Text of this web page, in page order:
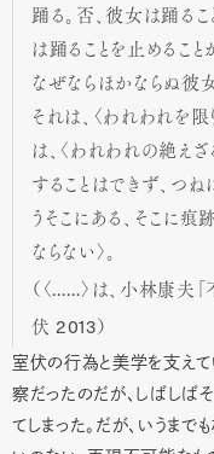
踊る。否、彼女は踊る
は踊ることを止めること
なぜならほかならぬ彼
それは、〈われわれを限
は、〈われわれの絶え
することはできず、つ
うそこにある、そこに
ならない〉。
（〈……〉は、小林康夫
伏2013）
室伏の行為と美学を支え
察だったのだが、しばしば
てしまった。だが、いうま